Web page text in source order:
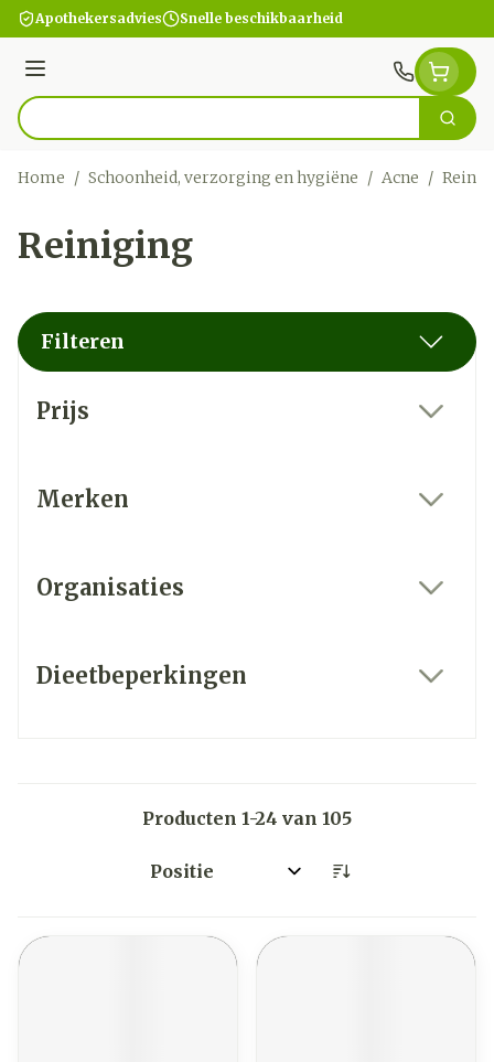
Ga naar de inhoud
Apothekersadvies Snelle beschikbaarheid
Menu
Product, merk, categorie... Zoek
Home / Schoonheid, verzorging en hygiëne / Acne /
Reiniging
Filteren
Prijs
Merken
Organisaties
Dieetbeperkingen
Producten 1-24 van 105
Sorteer op: